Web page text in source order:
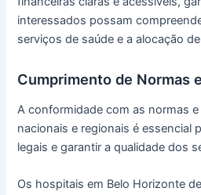
interessados possam
serviços de saúde e a alocação
Cumprimento de Normas
A conformidade com as normas
nacionais e regionais é essencial
legais e garantir a qualidade dos
Os hospitais em Belo Horizonte